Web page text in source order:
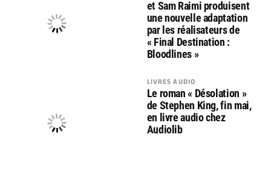
et Sam Raimi produisent
une nouvelle adaptation
par les réalisateurs de
« Final Destination :
Bloodlines »
LIVRES AUDIO
Le roman « Désolation »
de Stephen King, fin mai,
en livre audio chez
Audiolib